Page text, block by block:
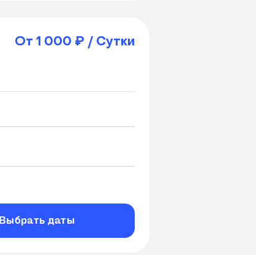
От 1 000 ₽ / Сутки
Выбрать даты